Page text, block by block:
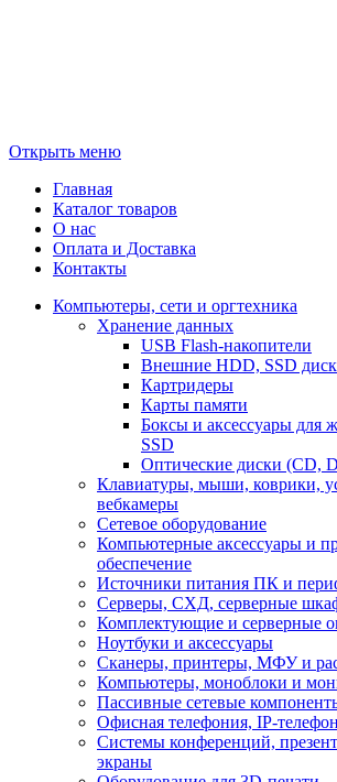
Открыть меню
Главная
Каталог товаров
О нас
Оплата и Доставка
Контакты
Компьютеры, сети и оргтехника
Хранение данных
USB Flash-накопители
Внешние HDD, SSD
Картридеры
Карты памяти
Боксы и аксессуары для
SSD
Оптические диски (CD,
Клавиатуры, мыши, коврики,
вебкамеры
Сетевое оборудование
Компьютерные аксессуары и
обеспечение
Источники питания ПК и
Серверы, СХД, серверные
Комплектующие и серверные
Ноутбуки и аксессуары
Сканеры, принтеры, МФУ и
Компьютеры, моноблоки и
Пассивные сетевые
Офисная телефония, IP-
Системы конференций,
экраны